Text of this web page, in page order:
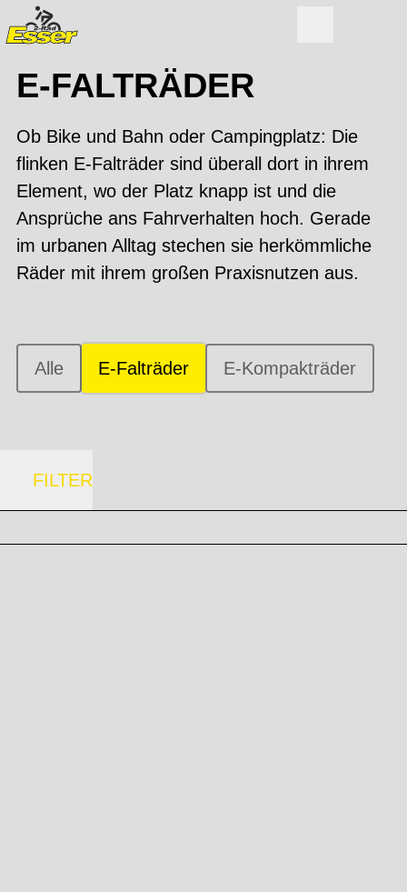
E-FALTRÄDER
Ob Bike und Bahn oder Campingplatz: Die
flinken E-Falträder sind überall dort in ihrem
Element, wo der Platz knapp ist und die
Ansprüche ans Fahrverhalten hoch. Gerade
im urbanen Alltag stechen sie herkömmliche
Räder mit ihrem großen Praxisnutzen aus.
Alle E-Falträder E-Kompakträder
FILTER